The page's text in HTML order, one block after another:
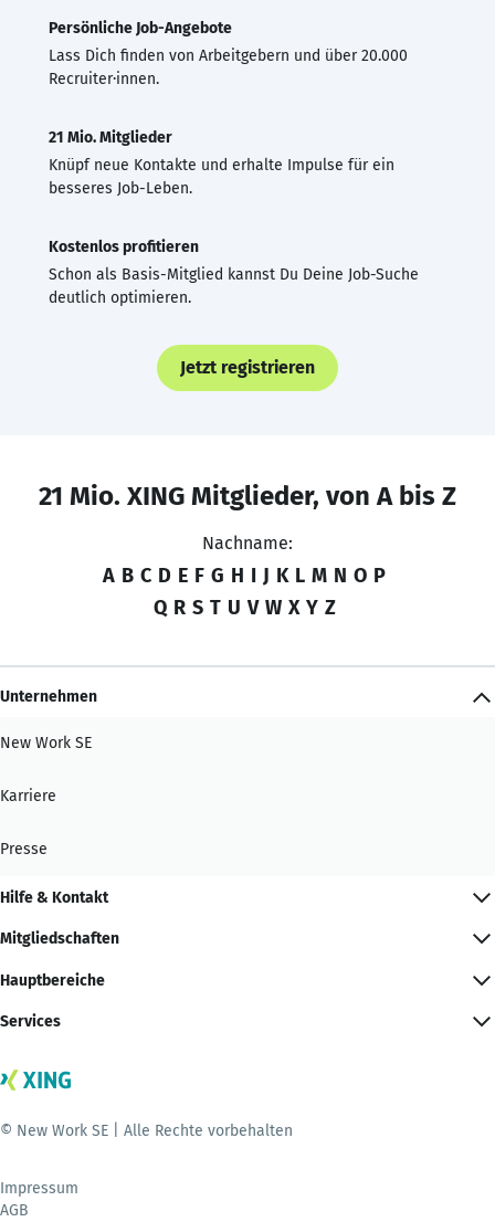
Persönliche Job-Angebote
Lass Dich finden von Arbeitgebern und über 20.000
Recruiter·innen.
21 Mio. Mitglieder
Knüpf neue Kontakte und erhalte Impulse für ein
besseres Job-Leben.
Kostenlos profitieren
Schon als Basis-Mitglied kannst Du Deine Job-Suche
deutlich optimieren.
Jetzt registrieren
21 Mio. XING Mitglieder, von A bis Z
Nachname:
A B C D E F G H I J K L M N O P
Q R S T U V W X Y Z
Unternehmen
New Work SE
Karriere
Presse
Hilfe & Kontakt
Mitgliedschaften
Hauptbereiche
Services
© New Work SE | Alle Rechte vorbehalten
Impressum
AGB